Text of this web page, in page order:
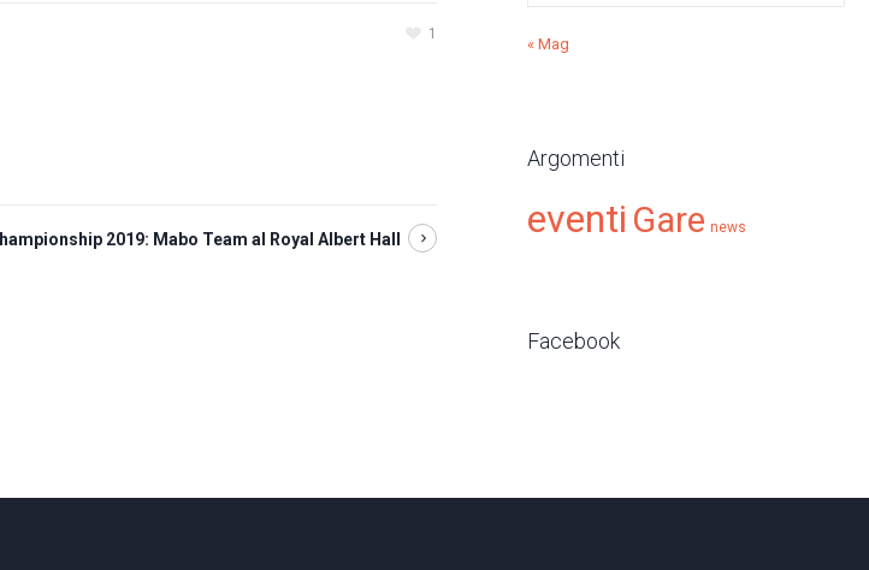
1
2019: Mabo Team al Royal Albert Hall
« Mag
Argomenti
eventi Gare news
Facebook